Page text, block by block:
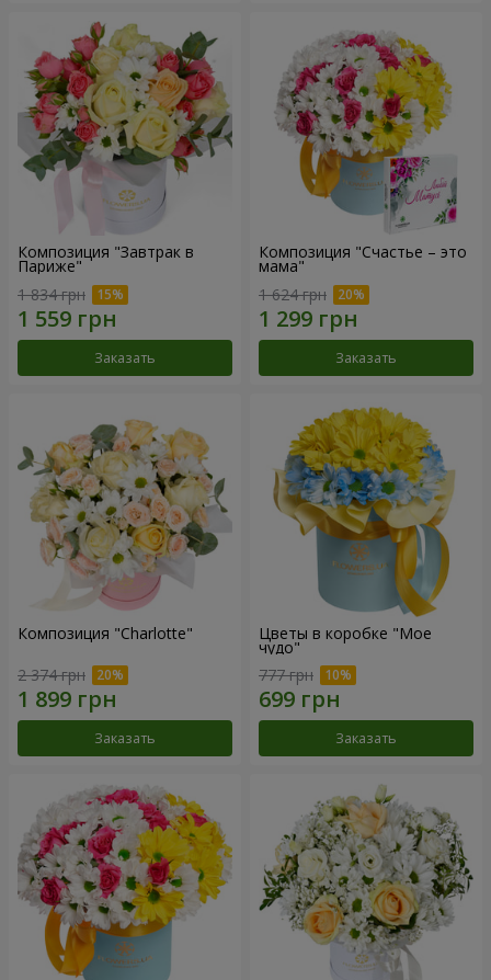
Композиция "Завтрак в
Париже"
1 834 грн
Заказать
Композиция "Счастье – это
мама"
1 624 грн
Заказать
Композиция "Charlotte"
2 374 грн
Заказать
Цветы в коробке "Мое
чудо"
777 грн
Заказать